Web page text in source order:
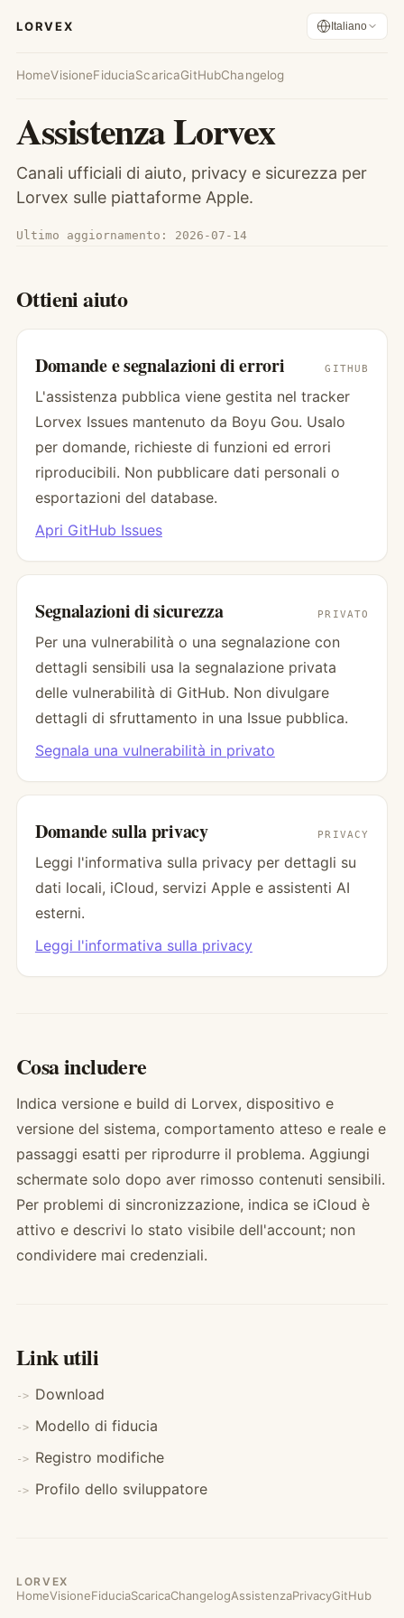
LORVEX Italiano
HomeVisioneFiduciaScaricaGitHubChangelog
Assistenza Lorvex
Canali ufficiali di aiuto, privacy e sicurezza per
Lorvex sulle piattaforme Apple.
Ultimo aggiornamento: 2026-07-14
Ottieni aiuto
Domande e segnalazioni di errori GITHUB
L'assistenza pubblica viene gestita nel tracker
Lorvex Issues mantenuto da Boyu Gou. Usalo
per domande, richieste di funzioni ed errori
riproducibili. Non pubblicare dati personali o
esportazioni del database.
Apri GitHub Issues
Segnalazioni di sicurezza PRIVATO
Per una vulnerabilità o una segnalazione con
dettagli sensibili usa la segnalazione privata
delle vulnerabilità di GitHub. Non divulgare
dettagli di sfruttamento in una Issue pubblica.
Segnala una vulnerabilità in privato
Domande sulla privacy PRIVACY
Leggi l'informativa sulla privacy per dettagli su
dati locali, iCloud, servizi Apple e assistenti AI
esterni.
Leggi l'informativa sulla privacy
Cosa includere
Indica versione e build di Lorvex, dispositivo e
versione del sistema, comportamento atteso e reale e
passaggi esatti per riprodurre il problema. Aggiungi
schermate solo dopo aver rimosso contenuti sensibili.
Per problemi di sincronizzazione, indica se iCloud è
attivo e descrivi lo stato visibile dell'account; non
condividere mai credenziali.
Link utili
Download
Modello di fiducia
Registro modifiche
Profilo dello sviluppatore
LORVEX
HomeVisioneFiduciaScaricaChangelogAssistenzaPrivacyGitHub